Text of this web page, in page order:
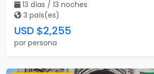
13 días / 13 noches
3 país(es)
USD $2,255
por persona